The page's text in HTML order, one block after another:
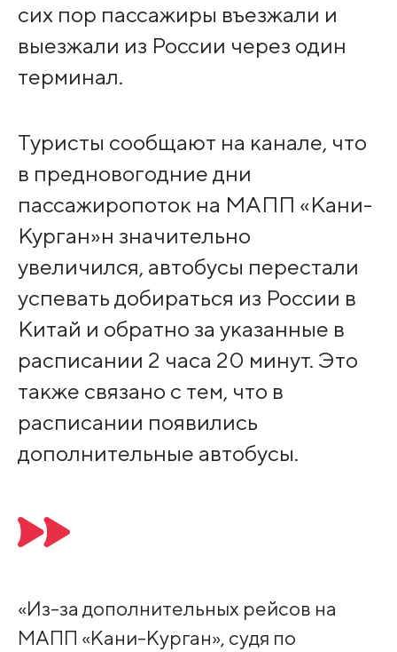
сих пор пассажиры въезжали и
выезжали из России через один
терминал.
Туристы сообщают на канале, что
в предновогодние дни
пассажиропоток на МАПП «Кани-
Курган»н значительно
увеличился, автобусы перестали
успевать добираться из России в
Китай и обратно за указанные в
расписании 2 часа 20 минут. Это
также связано с тем, что в
расписании появились
дополнительные автобусы.
«Из-за дополнительных рейсов на
МАПП «Кани-Курган», судя по